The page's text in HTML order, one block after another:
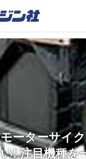
モーターサイ
い! 注目機種を